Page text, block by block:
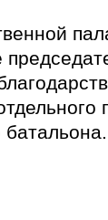
батальона.